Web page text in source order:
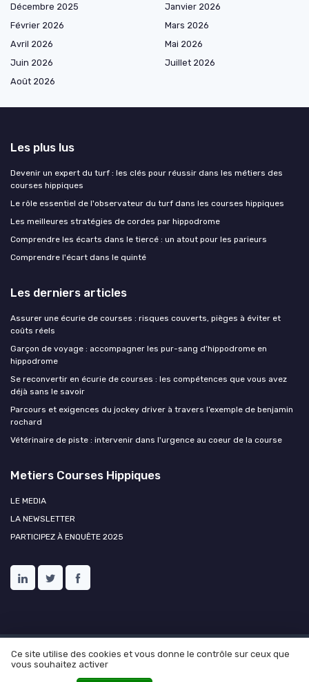
Décembre 2025
Janvier 2026
Février 2026
Mars 2026
Avril 2026
Mai 2026
Juin 2026
Juillet 2026
Août 2026
Les plus lus
Devenir un expert du turf : les clés pour réussir dans les métiers des
courses hippiques
Le rôle essentiel de l'observateur du turf dans les courses hippiques
Les meilleures stratégies de cordes par hippodrome
Comprendre les écarts dans le tiercé : un atout pour les parieurs
Comprendre l'écart dans le quinté
Les derniers articles
Assurer une écurie de courses : risques couverts, pièges à éviter et
coûts réels
Garçon de voyage : accompagner les pur-sang d'hippodrome en
hippodrome
Se reconvertir en écurie de courses : les compétences que vous avez
déjà sans le savoir
Parcours et exigences du jockey driver à travers l’exemple de benjamin
rochard
Vétérinaire de piste : intervenir dans l'urgence au coeur de la course
Metiers Courses Hippiques
LE MEDIA
LA NEWSLETTER
PARTICIPEZ À ENQUÊTE 2025
Mentions légales Politique de confidentialité
Ressources
humaines et courses hippiques
Ce site utilise des cookies et vous donne le contrôle sur ceux que
vous souhaitez activer